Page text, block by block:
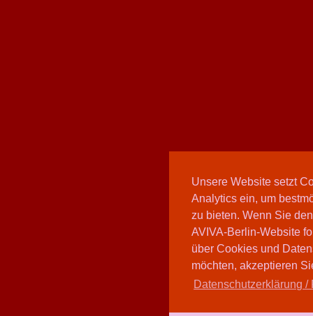
Unsere Website setzt
Analytics ein, um
zu bieten. Wenn Sie
AVIVA-Berlin-Website
über Cookies und
möchten, akzeptieren
Datenschutzerklärung /